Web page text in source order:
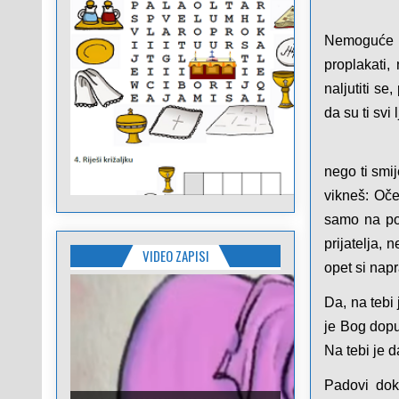
proplakati,
naljutiti se,
da su ti svi
nego ti
vikneš:
samo na
prijatelja,
opet si
Da, na
je Bog
Na tebi je
Padovi
VIDEO ZAPISI